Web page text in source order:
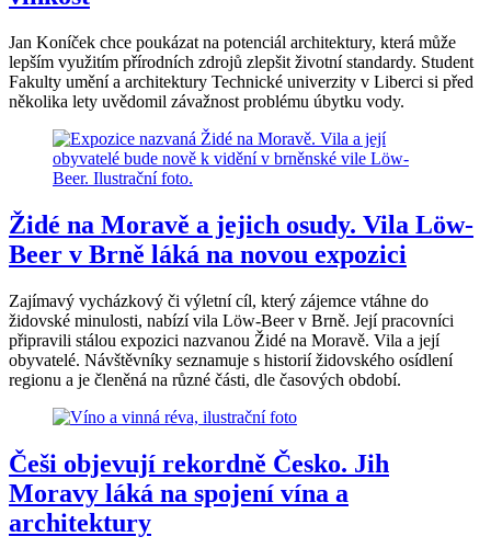
Jan Koníček chce poukázat na potenciál architektury, která může
lepším využitím přírodních zdrojů zlepšit životní standardy. Student
Fakulty umění a architektury Technické univerzity v Liberci si před
několika lety uvědomil závažnost problému úbytku vody.
Židé na Moravě a jejich osudy. Vila Löw-
Beer v Brně láká na novou expozici
Zajímavý vycházkový či výletní cíl, který zájemce vtáhne do
židovské minulosti, nabízí vila Löw-Beer v Brně. Její pracovníci
připravili stálou expozici nazvanou Židé na Moravě. Vila a její
obyvatelé. Návštěvníky seznamuje s historií židovského osídlení
regionu a je členěná na různé části, dle časových období.
Češi objevují rekordně Česko. Jih
Moravy láká na spojení vína a
architektury